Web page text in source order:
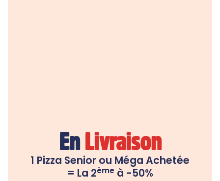
En Livraison
1 Pizza Senior ou Méga Achetée
= La 2èmeà -50%